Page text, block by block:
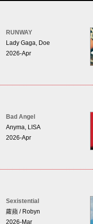
RUNWAY
Lady Gaga, Doe
2026-Apr
Bad Angel
Anyma, LISA
2026-Apr
Sexistential
蘿蘋 / Robyn
2026-Mar